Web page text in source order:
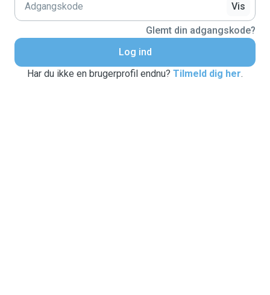
Vis
Glemt din adgangskode?
Log ind
Har du ikke en brugerprofil endnu? Tilmeld dig her.